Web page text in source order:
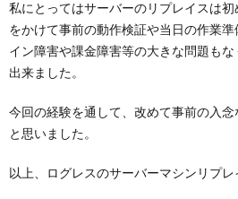
私にとってはサーバーのリプレイスは
をかけて事前の動作検証や当日の作業
イン障害や課金障害等の大きな問題も
出来ました。
今回の経験を通して、改めて事前の入
と思いました。
以上、ログレスのサーバーマシンリプレ